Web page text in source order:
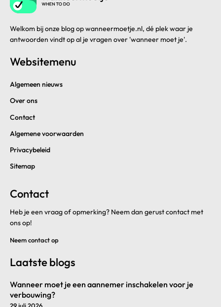
Welkom bij onze blog op wanneermoetje.nl, dé plek waar je
antwoorden vindt op al je vragen over 'wanneer moet je'.
Websitemenu
Algemeen nieuws
Over ons
Contact
Algemene voorwaarden
Privacybeleid
Sitemap
Contact
Heb je een vraag of opmerking? Neem dan gerust contact met
ons op!
Neem contact op
Laatste blogs
Wanneer moet je een aannemer inschakelen voor je
verbouwing?